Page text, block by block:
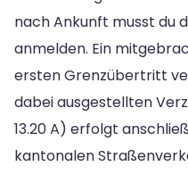
nach Ankunft musst du
anmelden. Ein
ersten Grenzübertritt
dabei ausgestellten
13.20 A) erfolgt
kantonalen